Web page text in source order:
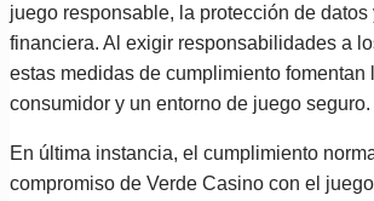
juego responsable, la protección de datos
financiera. Al exigir responsabilidades a
estas medidas de cumplimiento fomentan
consumidor y un entorno de juego seguro.
En última instancia, el cumplimiento
compromiso de Verde Casino con el